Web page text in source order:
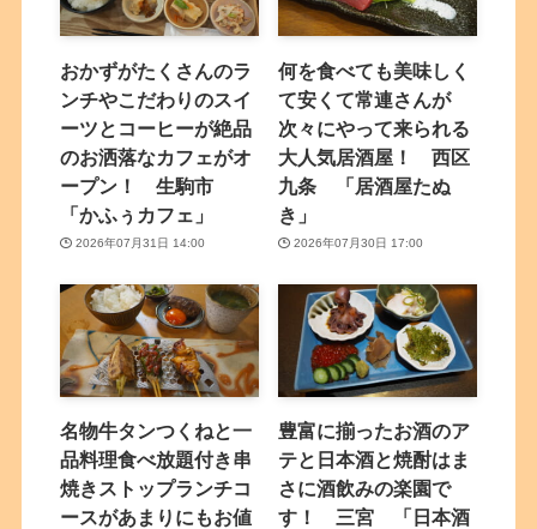
おかずがたくさんのラ
ンチやこだわりのスイ
ーツとコーヒーが絶品
のお洒落なカフェがオ
ープン！ 生駒市
「かふぅカフェ」
2026年07月31日 14:00
何を食べても美味しく
て安くて常連さんが
次々にやって来られる
大人気居酒屋！ 西区
九条 「居酒屋たぬ
き」
2026年07月30日 17:00
名物牛タンつくねと一
品料理食べ放題付き串
焼きストップランチコ
ースがあまりにもお値
豊富に揃ったお酒のア
テと日本酒と焼酎はま
さに酒飲みの楽園で
す！ 三宮 「日本酒